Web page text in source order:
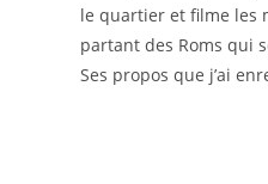
le quartier et filme les
partant des Roms qui
Ses propos que j’ai